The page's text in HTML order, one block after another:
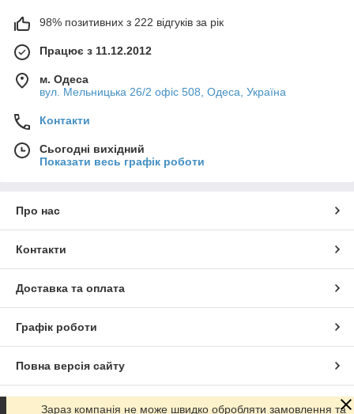
Емкости для коктейлей и для напитков
от компании-производителя
Пластиковые стаканы для напитков и для коктейлей, супники
с крышкой и без — продукция собственного производства
отличается высокими эксплуатационными характеристиками
и минимальной стоимостью. Вам не придется оплачивать
расходы посредников, заказ отправится напрямую от нас в
при получении. Для постоянных клиентов готовы сделать
максимально лояльные предложения. Работаем с
98% позитивних з 222 відгуків за рік
Працює з 11.12.2012
м. Одеса
вул. Мельницька 26/2 офіс 508, Одеса, Україна
Контакти
Сьогодні вихідний
Показати весь графік роботи
Про нас
Контакти
Доставка та оплата
Графік роботи
Повна версія сайту
Сайт створено на маркетплейсі Prom.ua
Зараз компанія не може швидко обробляти замовлення та